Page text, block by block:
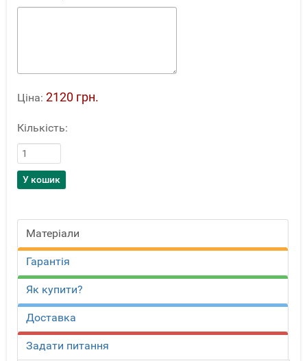
Ціна: 2120 грн.
Кількість:
Матеріали
Гарантія
Як купити?
Доставка
Задати питання